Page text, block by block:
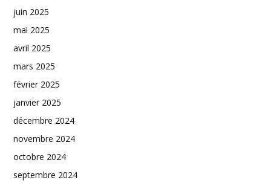
juin 2025
mai 2025
avril 2025
mars 2025
février 2025
janvier 2025
décembre 2024
novembre 2024
octobre 2024
septembre 2024